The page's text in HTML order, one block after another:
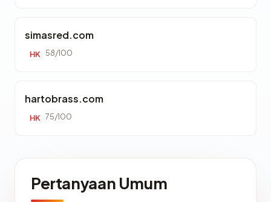
simasred.com
HK 58/100
hartobrass.com
HK 75/100
Pertanyaan Umum